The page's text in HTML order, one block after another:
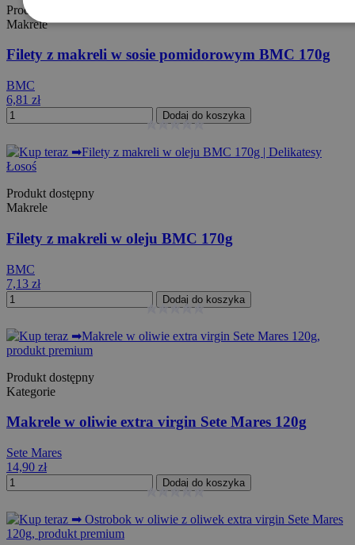
Produkt dostępny
Makrele
Filety z makreli w sosie pomidorowym BMC 170g
BMC
6,81 zł
Dodaj do koszyka
Produkt dostępny
Makrele
Filety z makreli w oleju BMC 170g
BMC
7,13 zł
Dodaj do koszyka
Produkt dostępny
Kategorie
Makrele w oliwie extra virgin Sete Mares 120g
Sete Mares
14,90 zł
Dodaj do koszyka